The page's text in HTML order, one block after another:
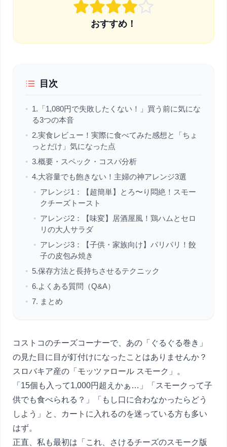
おすすめ！
目次
• 1.「1,080円で失敗したくない！」買う前に気にな
る3つの本音
• 2.実食レビュー！実際に食べてみた感想と「ちょ
っとだけ」気になった点
• 3.概要・スペック・コスパ分析
• 4.大容量でも飽きない！主婦の神アレンジ3選
• アレンジ1：【超簡単】とろ〜り悶絶！スモー
クチーズトースト
• アレンジ2：【味変】居酒屋風！鶏ハムとセロ
リの大人サラダ
• アレンジ3：【子供・家族向け】パリパリ！餃
子の皮包み焼き
• 5.保存方法と長持ちさせるテクニック
• 6.よくある質問（Q&A）
• 7. まとめ
コストコのチーズコーナーで、あの「ぐるぐる巻き」
の見た目に目が釘付けになったことはありませんか？
スロバキア産の「モッツァロール スモーク」。
「15個も入って1,000円超えかぁ…」「スモークって子
供でも食べられる？」「もし口に合わなかったらどう
しよう」と、カートに入れるのを迷っている方も多い
はず。
正直、私も最初は「これ、さけるチーズのスモーク版